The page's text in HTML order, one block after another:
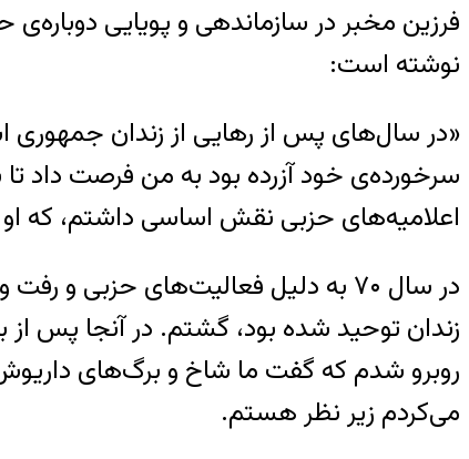
فرزین مخبر در سازماندهی و پویایی
نوشته است:
«در سال‌های پس از رهایی از زندان جمهوری
سرخورده‌ی خود آزرده بود به من فرصت داد تا
اعلامیه‌های حزبی نقش اساسی داشتم، که او
در سال ۷۰ به دلیل فعالیت‌های
زندان توحید شده بود، گشتم. در آنجا پس
روبرو شدم که گفت ما شاخ و برگ‌های
می‌کردم زیر نظر هستم.